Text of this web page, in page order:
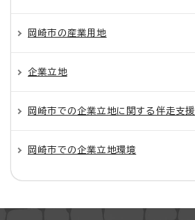
岡崎市の産業用地
企業立地
岡崎市での企業立地に関する伴走支援
岡崎市での企業立地環境